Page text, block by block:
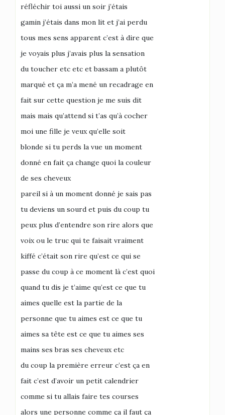
réfléchir toi aussi un soir j’étais
gamin j’étais dans mon lit et j’ai perdu
tous mes sens apparent c’est à dire que
je voyais plus j’avais plus la sensation
du toucher etc etc et bassam a plutôt
marqué et ça m’a mené un recadrage en
fait sur cette question je me suis dit
mais mais qu’attend si t’as qu’à cocher
moi une fille je veux qu’elle soit
blonde si tu perds la vue un moment
donné en fait ça change quoi la couleur
de ses cheveux
pareil si à un moment donné je sais pas
tu deviens un sourd et puis du coup tu
peux plus d’entendre son rire alors que
voix ou le truc qui te faisait vraiment
kiffé c’était son rire qu’est ce qui se
passe du coup à ce moment là c’est quoi
quand tu dis je t’aime qu’est ce que tu
aimes quelle est la partie de la
personne que tu aimes est ce que tu
aimes sa tête est ce que tu aimes ses
mains ses bras ses cheveux etc
du coup la première erreur c’est ça en
fait c’est d’avoir un petit calendrier
comme si tu allais faire tes courses
alors une personne comme ça il faut ça